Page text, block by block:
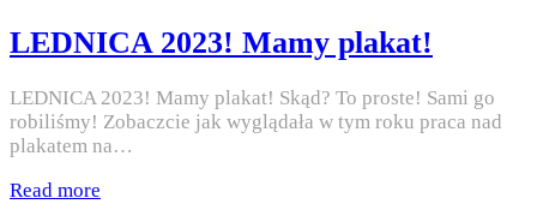
LEDNICA 2023! Mamy plakat!
LEDNICA 2023! Mamy plakat! Skąd? To proste! Sami go
robiliśmy! Zobaczcie jak wyglądała w tym roku praca nad
plakatem na…
Read more